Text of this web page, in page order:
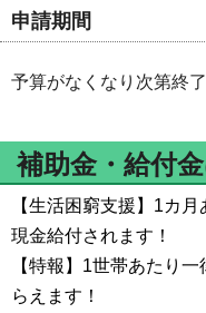
申請期間
予算がなくなり次第終了
補助金・給付
【生活困窮支援】1カ
現金給付されます！
【特報】1世帯あたり
らえます！